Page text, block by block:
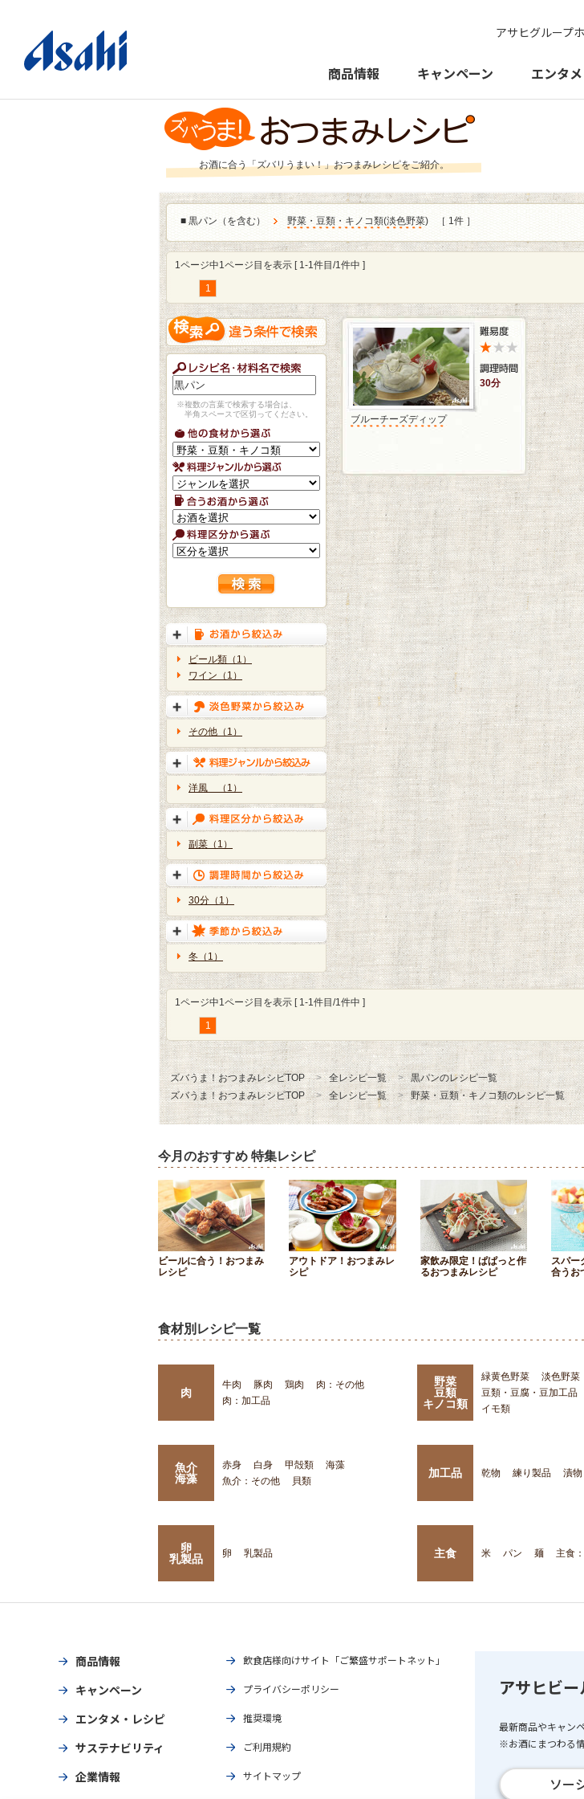
アサヒグループ
商品情報 キャンペーン エンタ
お酒に合う「ズバリうまい！」おつまみレシピをご紹介。
■ 黒パン（を含む） 野菜・豆類・キノコ類(淡色野菜) ［ 1件 ］
1ページ中1ページ目を表示 [ 1-1件目/1件中 ]
1
※複数の言葉で検索する場合は、
半角スペースで区切ってください。
ビール類（1）
ワイン（1）
その他（1）
洋風 （1）
副菜（1）
30分（1）
冬（1）
30分
ブルーチーズディップ
1ページ中1ページ目を表示 [ 1-1件目/1件中 ]
1
ズバうま！おつまみレシピTOP 全レシピ一覧
黒パンのレシピ一覧
ズバうま！おつまみレシピTOP
全レシピ一覧 野菜・豆類・キノコ類のレシピ一覧
今月のおすすめ 特集レシピ
ビールに合う！おつまみ
レシピ
アウトドア！おつまみレ
シピ
家飲み限定！ぱぱっと作
るおつまみレシピ
スパー
合うお
食材別レシピ一覧
肉
牛肉 豚肉 鶏肉
肉：その他
肉：加工品
野菜
豆類
キノコ類
緑黄色野菜
淡色野菜
豆類・豆腐・豆加工品
イモ類
魚介
海藻
赤身 白身 甲殻類
海藻
魚介：その他
貝類
加工品 乾物 練り製品 漬物
卵
乳製品
卵 乳製品 主食 米 パン 麺 主食
商品情報
キャンペーン
エンタメ・レシピ
サステナビリティ
企業情報
飲食店様向けサイト「ご繁盛サポートネット」
プライバシーポリシー
推奨環境
ご利用規約
サイトマップ
アサヒビ
最新商品やキャン
※お酒にまつわる
ソー